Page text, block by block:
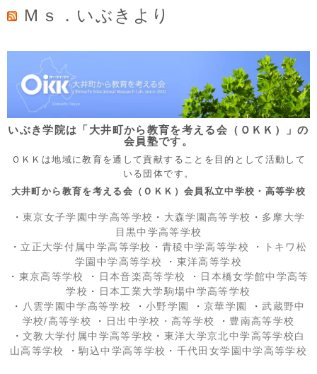
Ｍｓ．いぶきより
いぶき学院は「大井町から教育を考える会（ＯＫＫ）」の
会員塾です。
ＯＫＫは地域に教育を通して貢献することを目的として活動して
いる団体です。
大井町から教育を考える会（ＯＫＫ）会員私立中学校・高等学校
・ 東京女子学園中学高等学校 ・ 大森学園高等学校 ・ 多摩大学
目黒中学高等学校
・ 立正大学付属中学高等学校 ・ 青稜中学高等学校 ・
トキワ松
学園中学高等学校
・ 東洋高等学校
・ 東京高等学校 ・ 日本音楽高等学校 ・ 日本橋女学館中学高等
学校 ・
日本工業大学駒場中学高等学校
・ 八雲学園中学高等学校 ・ 小野学園 ・京華学園 ・武蔵野中
学校/高等学校
・ 日出中学校 ・高等学校 ・ 豊南高等学校
・ 文教大学付属中学高等学校 ・ 東洋大学京北中学高等学校白
山高等学校
・駒込中学高等学校 ・ 千代田女学園中学高等学校